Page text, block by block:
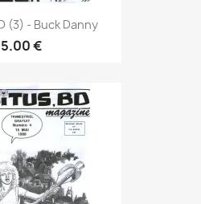
(3) - Buck Danny
5.00 €